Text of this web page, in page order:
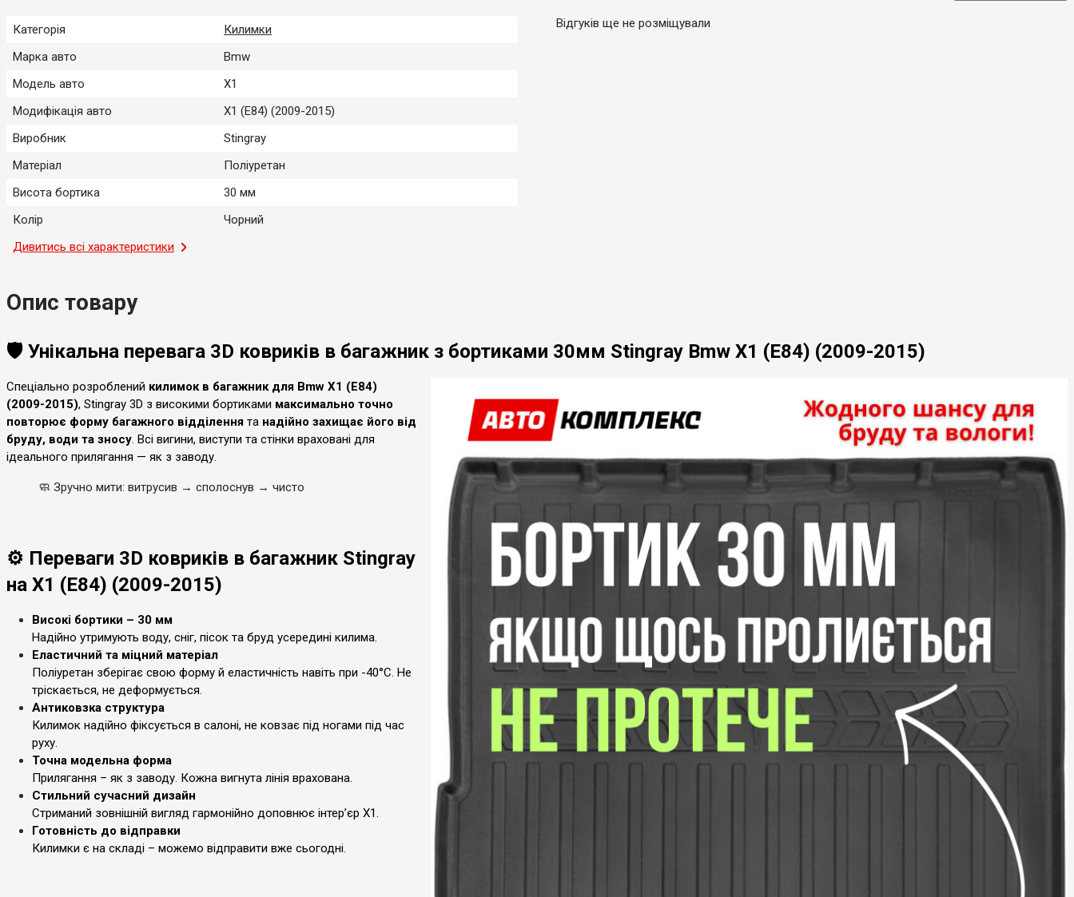
Категорія
Килимки
Марка авто
Bmw
Модель авто
X1
Модифікація авто
X1 (E84) (2009-2015)
Виробник
Stingray
Матеріал
Поліуретан
Висота бортика
30 мм
Колір
Чорний
Місце застосування
Країна-виробник
Дивитись всі характеристики
Відгуків ще не розміщували
Опис товару
🛡️ Унікальна перевага 3D ковриків в багажник з бортиками 30мм Stingray Bmw X1 (E84) (2009-2015)
Спеціально розроблений килимок в багажник для Bmw X1 (E84)
(2009-2015), Stingray 3D з високими бортиками максимально точно
повторює форму багажного відділення та надійно захищає його від
бруду, води та зносу. Всі вигини, виступи та стінки враховані для
ідеального прилягання — як з заводу.
🧼 Зручно мити: витрусив → сполоснув → чисто
⚙️ Переваги 3D ковриків в багажник Stingray
на X1 (E84) (2009-2015)
Високі бортики – 30 мм
Надійно утримують воду, сніг, пісок та бруд усередині килима.
Еластичний та міцний матеріал
Поліуретан зберігає свою форму й еластичність навіть при -40°C. Не
тріскається, не деформується.
Антиковзка структура
Килимок надійно фіксується в салоні, не ковзає під ногами під час
руху.
Точна модельна форма
Прилягання – як з заводу. Кожна вигнута лінія врахована.
Стильний сучасний дизайн
Стриманий зовнішній вигляд гармонійно доповнює інтер’єр X1.
Готовність до відправки
Килимки є на складі – можемо відправити вже сьогодні.